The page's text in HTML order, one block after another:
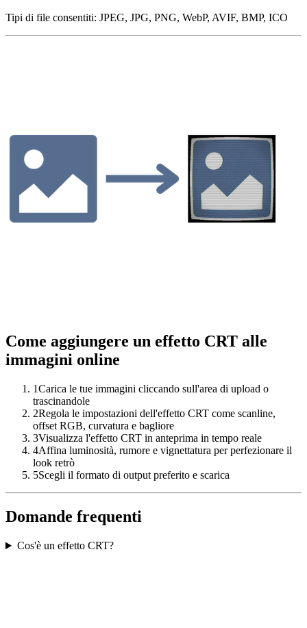
Tipi di file consentiti: JPEG, JPG, PNG, WebP, AVIF, BMP, ICO
Come aggiungere un effetto CRT alle
immagini online
1Carica le tue immagini cliccando sull'area di upload o
trascinandole
2Regola le impostazioni dell'effetto CRT come scanline,
offset RGB, curvatura e bagliore
3Visualizza l'effetto CRT in anteprima in tempo reale
4Affina luminosità, rumore e vignettatura per perfezionare il
look retrò
5Scegli il formato di output preferito e scarica
Domande frequenti
Cos'è un effetto CRT?